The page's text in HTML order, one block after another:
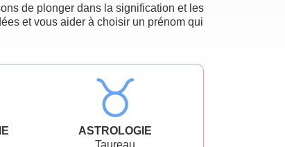
de plonger dans la signification et les
et vous aider à choisir un prénom qui
ASTROLOGIE
Taureau